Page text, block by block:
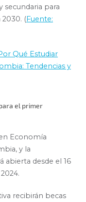
secundaria para
2030. (Fuente:
Qué Estudiar
Tendencias y
el primer
Economía
y la
abierta desde el 16
recibirán becas